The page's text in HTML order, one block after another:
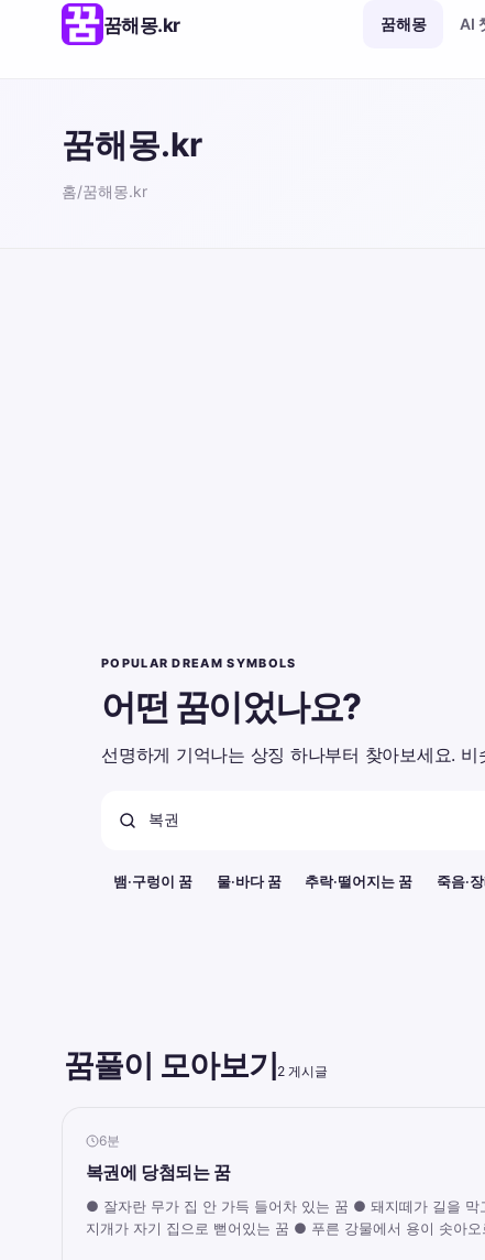
꿈해몽.kr 꿈해몽 AI
꿈해몽.kr
홈/꿈해몽.kr
POPULAR DREAM SYMBOLS
어떤 꿈이었나요?
선명하게 기억나는 상징 하나부터 찾아보세요.
뱀·구렁이 꿈 물·바다 꿈 추락·떨어지는 꿈 죽음·
꿈풀이 모아보기2 게시글
6분
복권에 당첨되는 꿈
● 잘자란 무가 집 안 가득 들어차 있는 꿈 ● 돼지떼가 길을
지개가 자기 집으로 뻗어있는 꿈 ● 푸른 강물에서 용이 솟아오